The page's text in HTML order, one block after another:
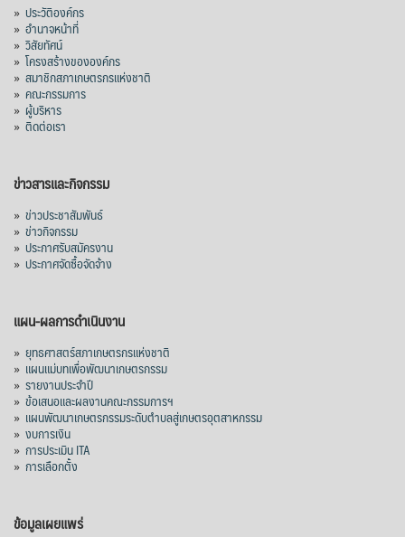
» ประวัติองค์กร
» อำนาจหน้าที่
» วิสัยทัศน์
» โครงสร้างขององค์กร
» สมาชิกสภาเกษตรกรแห่งชาติ
» คณะกรรมการ
» ผู้บริหาร
» ติดต่อเรา
ข่าวสารและกิจกรรม
» ข่าวประชาสัมพันธ์
» ข่าวกิจกรรม
» ประกาศรับสมัครงาน
» ประกาศจัดซื้อจัดจ้าง
แผน-ผลการดำเนินงาน
» ยุทธศาสตร์สภาเกษตรกรแห่งชาติ
» แผนแม่บทเพื่อพัฒนาเกษตรกรรม
» รายงานประจำปี
» ข้อเสนอและผลงานคณะกรรมการฯ
» แผนพัฒนาเกษตรกรรมระดับตำบลสู่เกษตรอุตสาหกรรม
» งบการเงิน
» การประเมิน ITA
» การเลือกตั้ง
ข้อมูลเผยแพร่